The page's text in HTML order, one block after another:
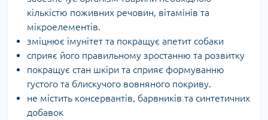
кількістю поживних речовин, вітамінів та
мікроелементів.
зміцнює імунітет та покращує апетит собаки
сприяє його правильному зростанню та розвитку
покращує стан шкіри та сприяє формуванню
густого та блискучого вовняного покриву.
не містить консервантів, барвників та синтетичних
добавок